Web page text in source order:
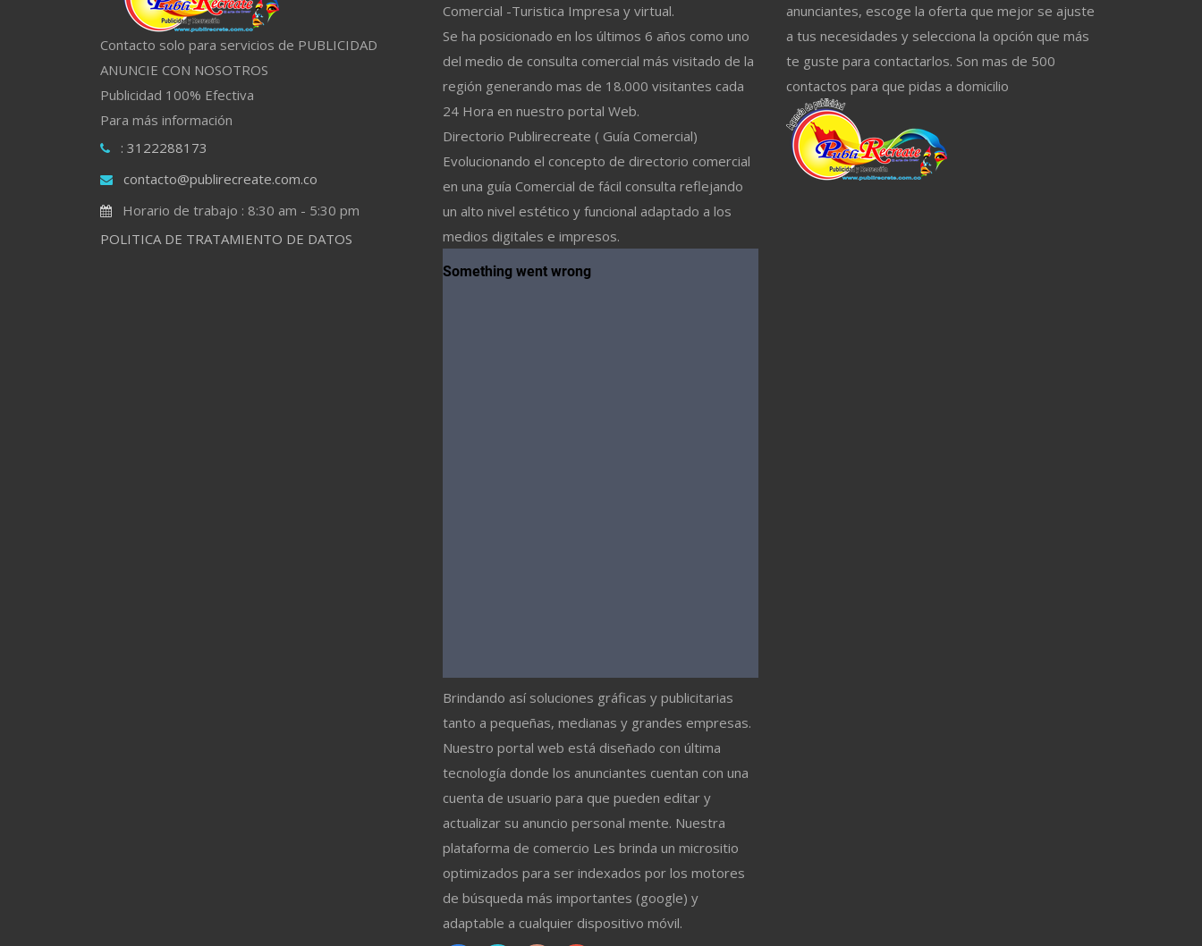
Contacto solo para servicios de PUBLICIDAD
ANUNCIE CON NOSOTROS
Publicidad 100% Efectiva
Para más información
: 3122288173
contacto@publirecreate.com.co
Horario de trabajo : 8:30 am - 5:30 pm
POLITICA DE TRATAMIENTO DE DATOS
Comercial -Turistica Impresa y virtual.
Se ha posicionado en los últimos 6 años como uno
del medio de consulta comercial más visitado de la
región generando mas de 18.000 visitantes cada
24 Hora en nuestro portal Web.
Directorio Publirecreate ( Guía Comercial)
Evolucionando el concepto de directorio comercial
en una guía Comercial de fácil consulta reflejando
un alto nivel estético y funcional adaptado a los
medios digitales e impresos.
Brindando así soluciones gráficas y publicitarias
tanto a pequeñas, medianas y grandes empresas.
Nuestro portal web está diseñado con última
tecnología donde los anunciantes cuentan con una
cuenta de usuario para que pueden editar y
actualizar su anuncio personal mente. Nuestra
plataforma de comercio Les brinda un micrositio
optimizados para ser indexados por los motores
de búsqueda más importantes (google) y
adaptable a cualquier dispositivo móvil.
anunciantes, escoge la oferta que mejor se ajuste
a tus necesidades y selecciona la opción que más
te guste para contactarlos. Son mas de 500
contactos para que pidas a domicilio